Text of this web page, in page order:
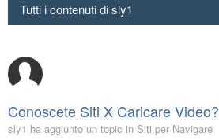
Tutti i contenuti di sly1
Conoscete Siti X Caricare Video?
sly1 ha aggiunto un topic in Siti per Navigare